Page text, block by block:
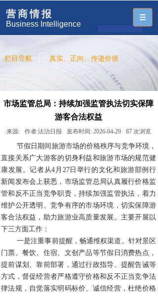
营商情报
Business Intelligence
栏目导航 真实、正向、传递价值
市场监管总局：持续加强监管执法切实保障
游客合法权益
来源: 作者:法治日报 发布时间: 2026-04-29 87 次浏览
节假日期间旅游市场的价格秩序与竞争环境，
直接关系广大游客的切身利益和旅游市场的规范健
康发展。记者从4月27日举行的文化和旅游部例行
新闻发布会上获悉，市场监管总局认真履行价格监
管和反不正当竞争职责，持续加强监管执法，着力
维护公开透明、竞争有序的市场环境，切实保障游
客合法权益，助力旅游业高质量发展。主要开展以
下三方面工作：
一是注重事前提醒，畅通维权渠道。针对景区
门票、餐饮、住宿、文创产品等节假日消费热点，
提前谋划、靠前部署，通过行政指导、提醒告诫等
方式，督促经营者严格遵守价格和反不正当竞争法
律法规，自觉落实明码标价、诚信经营，杜绝价格